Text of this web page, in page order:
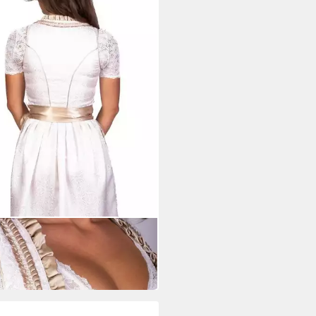
Trachtl Beatrice IN Weiss/Gold
36
€